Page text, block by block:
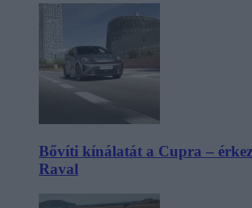
Bővíti kínálatát a Cupra –
Raval